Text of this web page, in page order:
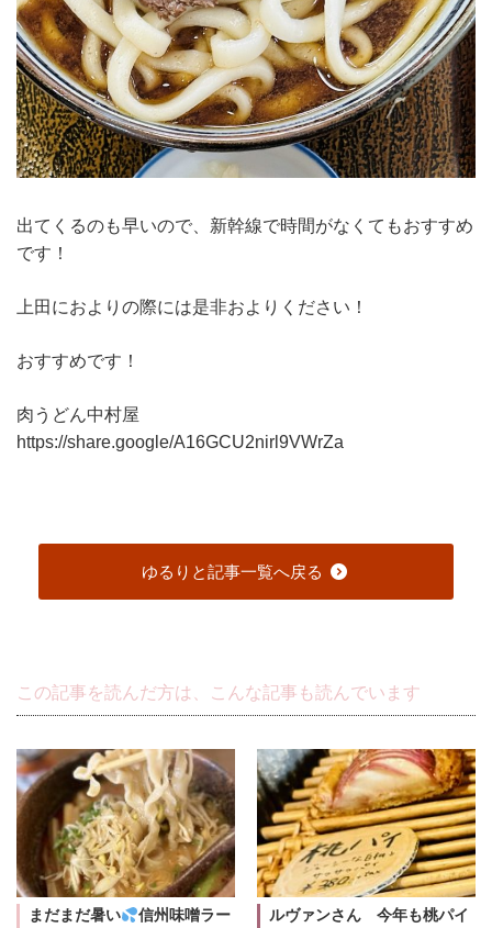
出てくるのも早いので、新幹線で時間がなくてもおすすめ
です！
上田におよりの際には是非およりください！
おすすめです！
肉うどん中村屋
https://share.google/A16GCU2nirl9VWrZa
ゆるりと記事一覧へ戻る
この記事を読んだ方は、こんな記事も読んでいます
まだまだ暑い
信州味噌ラー
ルヴァンさん 今年も桃パイ